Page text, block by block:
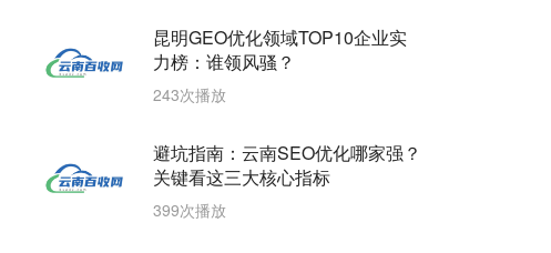
昆明GEO优化领域TOP10企业实
力榜：谁领风骚？
243次播放
避坑指南：云南SEO优化哪家强？
关键看这三大核心指标
399次播放